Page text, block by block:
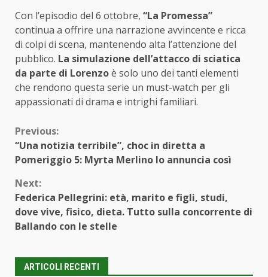
Con l’episodio del 6 ottobre, “La Promessa”
continua a offrire una narrazione avvincente e ricca
di colpi di scena, mantenendo alta l’attenzione del
pubblico. La simulazione dell’attacco di sciatica
da parte di Lorenzoè solo uno dei tanti elementi
che rendono questa serie un must-watch per gli
appassionati di drama e intrighi familiari.
Continue
Reading
Previous:
“Una notizia terribile”, choc in diretta a
Pomeriggio 5: Myrta Merlino lo annuncia così
Next:
Federica Pellegrini: età, marito e figli, studi,
dove vive, fisico, dieta. Tutto sulla concorrente di
Ballando con le stelle
ARTICOLI RECENTI